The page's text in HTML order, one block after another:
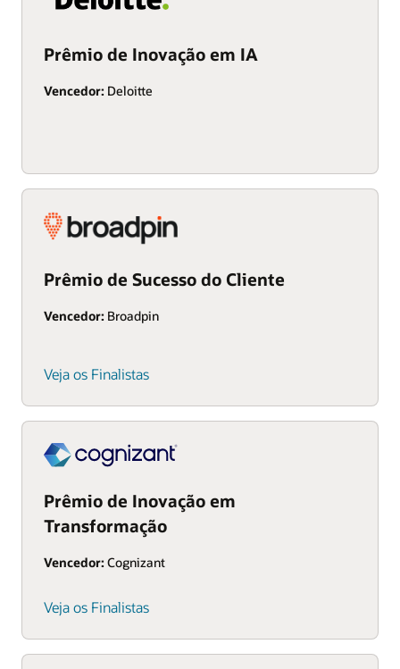
Prêmio de Inovação em IA
Vencedor: Deloitte
Prêmio de Sucesso do Cliente
Vencedor: Broadpin
Veja os Finalistas
Prêmio de Inovação em
Transformação
Vencedor: Cognizant
Veja os Finalistas